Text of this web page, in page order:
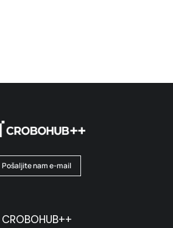
Pošaljite nam e-mail
CROBOHUB++